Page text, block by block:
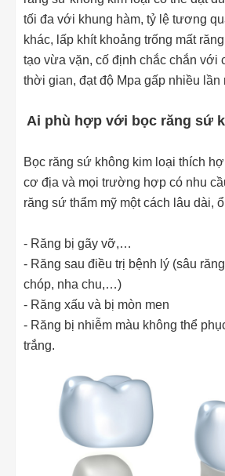
tối đa với khung hàm, tỷ lệ tương
khác, lấp khít khoảng trống mất
tạo vừa vặn, cố định chắc chắn với
thời gian, đạt độ Mpa gấp nhiều
Ai phù hợp với bọc răng sứ
Bọc răng sứ không kim loại thích
cơ địa và mọi trường hợp có nhu
răng sứ thẩm mỹ một cách lâu dài,
- Răng bị gãy vỡ,…
- Răng sau điều trị bệnh lý (sâu
chóp, nha chu,…)
- Răng xấu và bị mòn men
- Răng bị nhiễm màu không thể
trắng.